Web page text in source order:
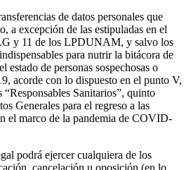
de datos personales que
a excepción de las estipuladas en el
y 11 de los LPDUNAM, y salvo los
para nutrir la bitácora de
estado de personas sospechosas o
acorde con lo dispuesto en el punto V,
“Responsables Sanitarios”, quinto
Generales para el regreso a las
el marco de la pandemia de COVID-
podrá ejercer cualquiera de los